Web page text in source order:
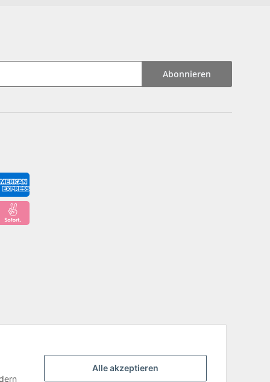
Alle akzeptieren
Abonnieren